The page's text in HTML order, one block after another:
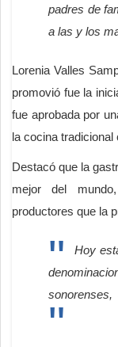
padres de
a las y los
Lorenia Valles
promovió fue la
fue aprobada por
la cocina
Destacó que la
mejor del
productores que la
Hoy